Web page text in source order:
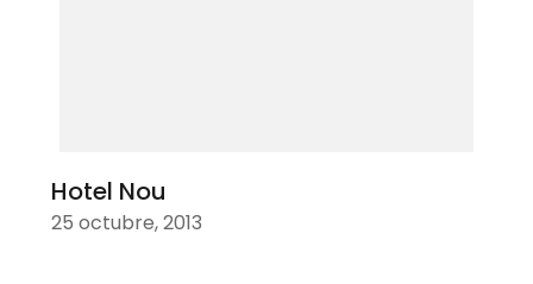
Hotel Nou
25 octubre, 2013